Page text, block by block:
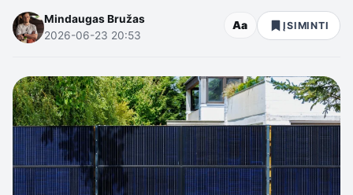
Mindaugas Bružas
2026-06-23 20:53
Aa ĮSIMINTI